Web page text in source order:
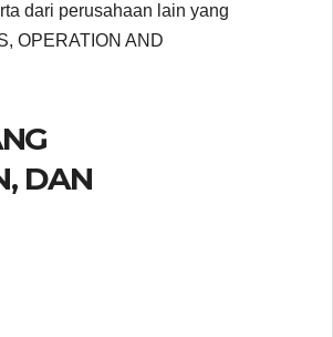
dari perusahaan lain yang
OPERATION AND
DAN